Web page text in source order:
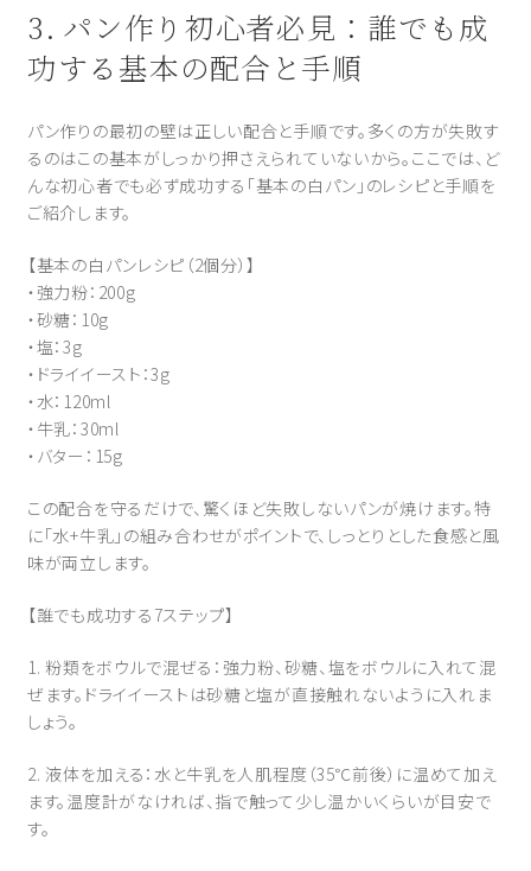
3. パン作り初心者必見：誰でも成
功する基本の配合と手順
パン作りの最初の壁は正しい配合と手順です。多くの方が失敗す
るのはこの基本がしっかり押さえられていないから。ここでは、ど
んな初心者でも必ず成功する「基本の白パン」のレシピと手順を
ご紹介します。
【基本の白パンレシピ（2個分）】
・強力粉：200g
・砂糖：10g
・塩：3g
・ドライイースト：3g
・水：120ml
・牛乳：30ml
・バター：15g
この配合を守るだけで、驚くほど失敗しないパンが焼けます。特
に「水+牛乳」の組み合わせがポイントで、しっとりとした食感と風
味が両立します。
【誰でも成功する7ステップ】
1. 粉類をボウルで混ぜる：強力粉、砂糖、塩をボウルに入れて混
ぜます。ドライイーストは砂糖と塩が直接触れないように入れま
しょう。
2. 液体を加える：水と牛乳を人肌程度（35℃前後）に温めて加え
ます。温度計がなければ、指で触って少し温かいくらいが目安で
す。